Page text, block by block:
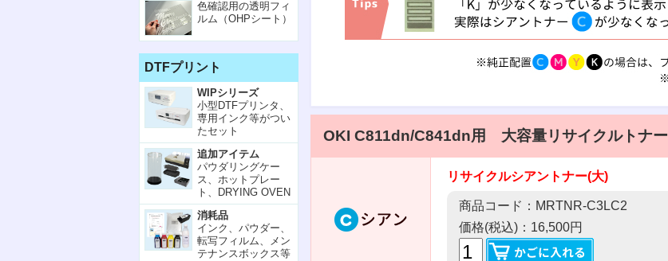
OKI C811dn/C841dn用 大容量リサイクルトナー
リサイクルシアントナー(大)
商品コード：MRTNR-C3LC2
価格(税込)：16,500円
色確認用の透明フィ
ルム（OHPシート）
DTFプリント
WIPシリーズ
小型DTFプリンタ、
専用インク等がつい
たセット
追加アイテム
パウダリングケー
ス、ホットプレー
ト、DRYING OVEN
消耗品
インク、パウダー、
転写フィルム、メン
テナンスボックス等